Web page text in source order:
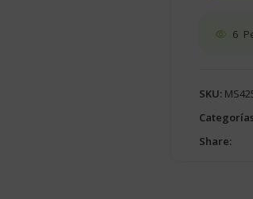
6
SKU:
Share: